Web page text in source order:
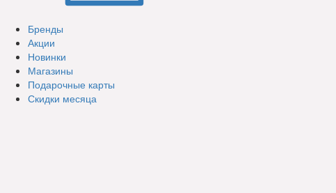
Бренды
Акции
Новинки
Магазины
Подарочные карты
Скидки месяца